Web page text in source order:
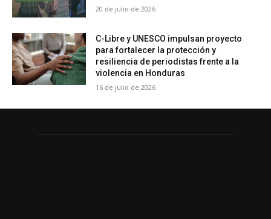
20 de julio de 2026
C-Libre y UNESCO impulsan proyecto
para fortalecer la protección y
resiliencia de periodistas frente a la
violencia en Honduras
16 de julio de 2026